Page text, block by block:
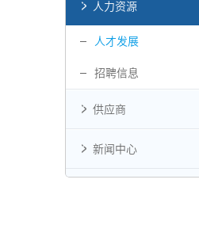
人力资源
人才发展
招聘信息
供应商
新闻中心